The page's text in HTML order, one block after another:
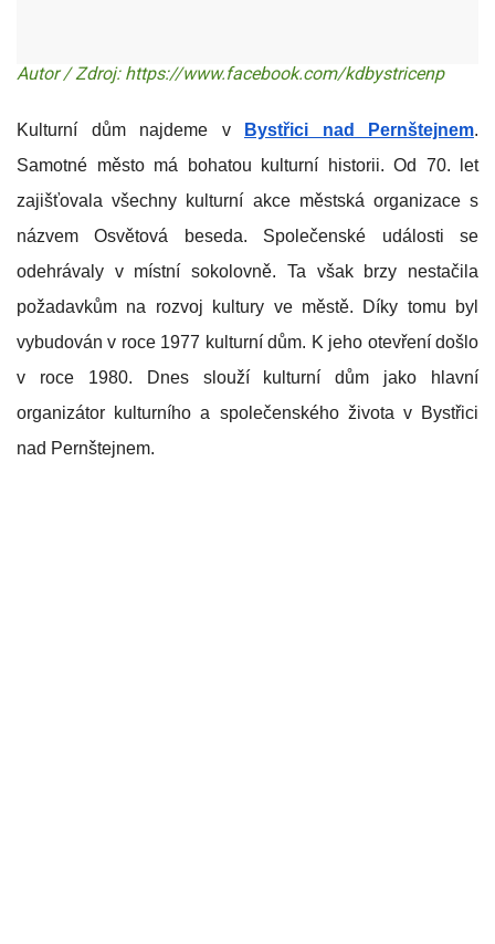
Autor / Zdroj: https://www.facebook.com/kdbystricenp
Kulturní dům najdeme v Bystřici nad Pernštejnem.
Samotné město má bohatou kulturní historii. Od 70. let
zajišťovala všechny kulturní akce městská organizace s
názvem Osvětová beseda. Společenské události se
odehrávaly v místní sokolovně. Ta však brzy nestačila
požadavkům na rozvoj kultury ve městě. Díky tomu byl
vybudován v roce 1977 kulturní dům. K jeho otevření došlo
v roce 1980. Dnes slouží kulturní dům jako hlavní
organizátor kulturního a společenského života v Bystřici
nad Pernštejnem.